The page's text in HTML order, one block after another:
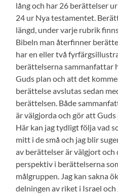
lång och har 26 berättelser
24 ur Nya testamentet.
längd, under varje rubrik
Bibeln man återfinner
har en eller två
berättelserna sammanfattar
Guds plan och att det
berättelse avslutas sedan
berättelsen. Både
är välgjorda och gör att
Här kan jag tydligt följa vad
mitt i de små och jag blir
av berättelser är välgjort och
perspektiv i berättelserna
målgruppen. Jag kan sakna
delningen av riket i Israel och